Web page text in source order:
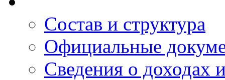
Состав и структура
Официальные
Сведения о доходах